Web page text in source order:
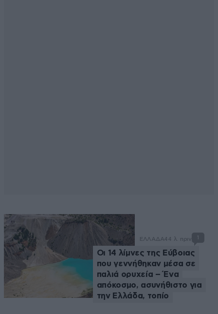
ΕΛΛΑΔΑ44 λ. πριν 1
Οι 14 λίμνες της Εύβοιας
που γεννήθηκαν μέσα σε
παλιά ορυχεία – Ένα
απόκοσμο, ασυνήθιστο για
την Ελλάδα, τοπίο